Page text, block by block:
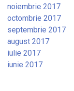
noiembrie 2017
octombrie 2017
septembrie 2017
august 2017
iulie 2017
iunie 2017